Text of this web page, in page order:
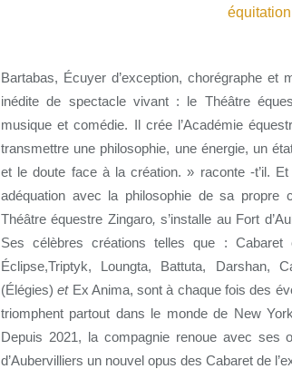
Bartabas, Écuyer d’exception, chorégraphe et
inédite de spectacle vivant : le Théâtre
musique et comédie. Il crée l’Académie
transmettre une philosophie, une énergie, un
et le doute face à la création. » raconte -t’il.
adéquation avec la philosophie de sa propre
Théâtre équestre Zingaro,s’installe au Fort
Ses célèbres créations telles que : Cabaret
Éclipse,Triptyk, Loungta, Battuta, Darshan,
(Élégies) et Ex Anima,sont à chaque fois des
triomphent partout dans le monde de New
Depuis 2021, la compagnie renoue avec ses
d’Aubervilliers un nouvel opus des Cabaret de